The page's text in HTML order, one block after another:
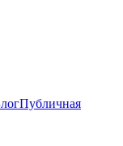
Публичная